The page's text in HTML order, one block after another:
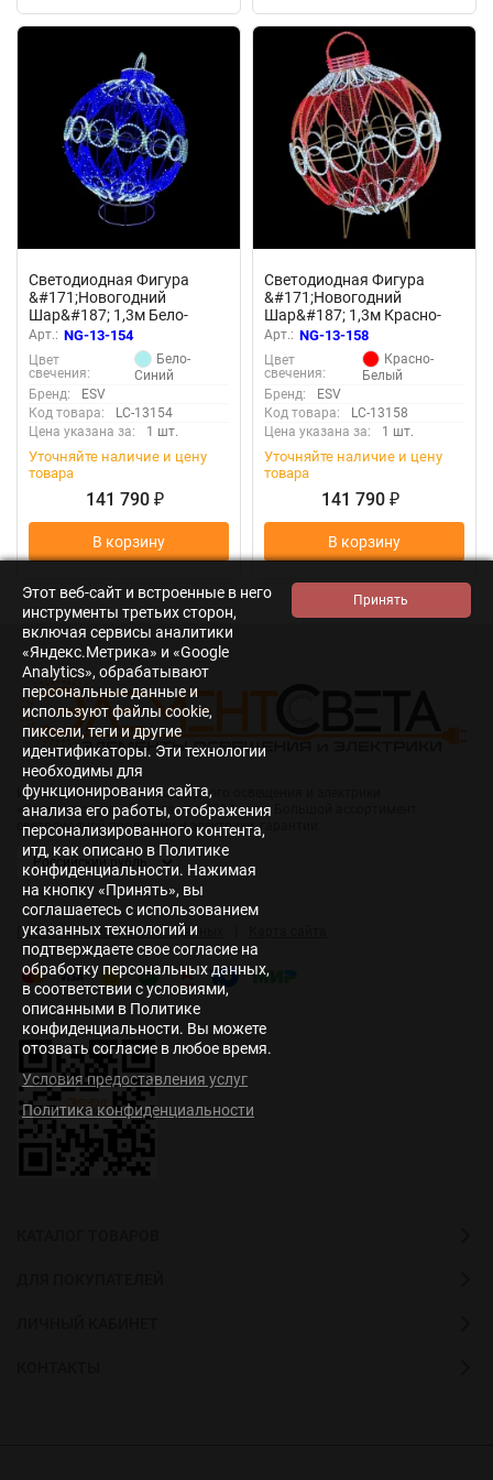
Светодиодная Фигура
&#171;Новогодний
Шар&#187; 1,3м Бело-
Синий 220В, IP65
Арт.: NG-13-154
Цвет
свечения:
Бело-
Синий
Бренд:
ESV
Код товара:
LC-13154
Цена указана за:
1 шт.
Уточняйте наличие и цену
товара
141 790 ₽
В корзину
Светодиодная Фигура
&#171;Новогодний
Шар&#187; 1,3м Красно-
Белый 220В, IP65
Арт.: NG-13-158
Цвет
свечения:
Красно-
Белый
Бренд:
ESV
Код товара:
LC-13158
Цена указана за:
1 шт.
Уточняйте наличие и цену
товара
141 790 ₽
В корзину
Интернет-магазин светодиодного освещения и электрики
«Элемент света». Работаем с 2014 года. Большой ассортимент
светодиодной продукции и электрики, гарантии.
Политика персональных данных
Этот веб-сайт и встроенные в него
инструменты третьих сторон,
включая сервисы аналитики
«Яндекс.Метрика» и «Google
Analytics», обрабатывают
персональные данные и
используют файлы cookie,
пиксели, теги и другие
идентификаторы. Эти технологии
необходимы для
функционирования сайта,
анализа его работы, отображения
персонализированного контента,
итд, как описано в Политике
конфиденциальности. Нажимая
на кнопку «Принять», вы
соглашаетесь с использованием
указанных технологий и
подтверждаете свое согласие на
обработку персональных данных,
в соответствии с условиями,
описанными в Политике
конфиденциальности. Вы можете
отозвать согласие в любое время.
Условия предоставления услуг
Политика конфиденциальности